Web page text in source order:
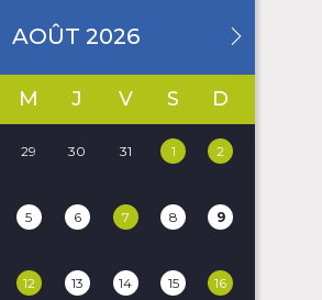
AOÛT 2026
M J V S D
29 30 31 1 2
5 6 7 8 9
12 13 14 15 16